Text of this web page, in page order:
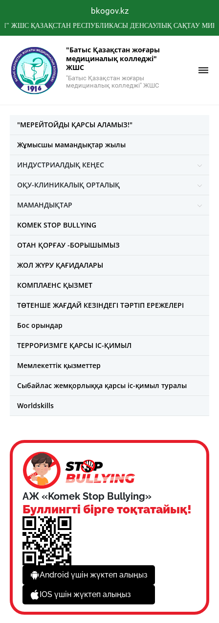
bkogov.kz
РЕСПУБЛИКАСЫ ДЕНСАУЛЫҚ САҚТАУ
"Батыс Қазақстан жоғары
медициналық колледжі"
ЖШС
"Батыс Қазақстан жоғары
медициналық колледжі" ЖШС
"МЕРЕЙТОЙДЫ ҚАРСЫ АЛАМЫЗ!"
Жұмысшы мамандықтар жылы
ИНДУСТРИАЛДЫҚ КЕҢЕС
ОҚУ-КЛИНИКАЛЫҚ ОРТАЛЫҚ
МАМАНДЫҚТАР
KOMEK STOP BULLYING
ОТАН ҚОРҒАУ -БОРЫШЫМЫЗ
ЖОЛ ЖҮРУ ҚАҒИДАЛАРЫ
КОМПЛАЕНС ҚЫЗМЕТ
ТӨТЕНШЕ ЖАҒДАЙ КЕЗІНДЕГІ ТӘРТІП ЕРЕЖЕЛЕРІ
Бос орындар
ТЕРРОРИЗМГЕ ҚАРСЫ ІС-ҚИМЫЛ
Мемлекеттік қызметтер
Сыбайлас жемқорлыққа қарсы іс-қимыл туралы
Worldskills
АЖ «Komek Stop Bullying»
Буллингті бірге тоқтатайық!
Android үшін жүктеп алыңыз
IOS үшін жүктеп алыңыз